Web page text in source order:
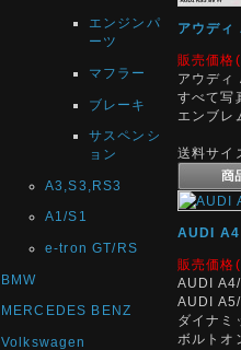
エンジンパ
ーツ
マフラー
ブレーキ
サスペンシ
ョン
A3,S3,RS3
A1/S1
e-tron GT/RS
BMW
MERCEDES BENZ
Volkswagen
アウディ
販売価格
アウディ
すべて写
エンブレ
送料サイ
AUDI A4
販売価格
AUDI
AUDI
ダイナミ
ボルトオ